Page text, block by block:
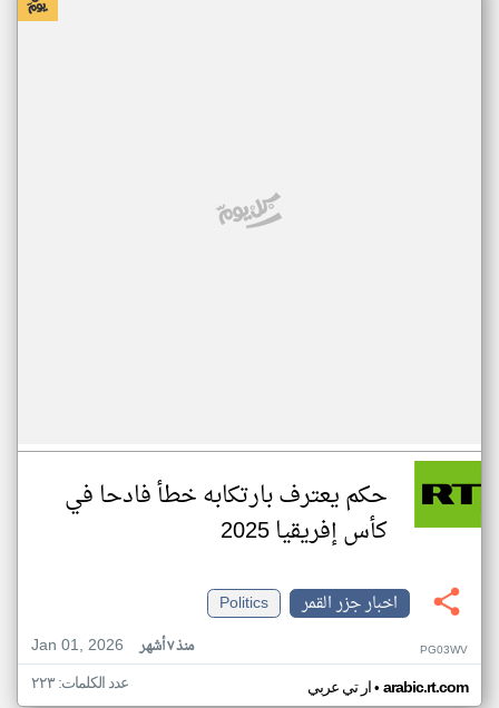
حكم يعترف بارتكابه خطأ فادحا في
كأس إفريقيا 2025
اخبار جزر القمر
Politics
Jan 01, 2026
منذ ٧ أشهر PG03WV
ار تي عربي• arabic.rt.com عدد الكلمات: ٢٢٣